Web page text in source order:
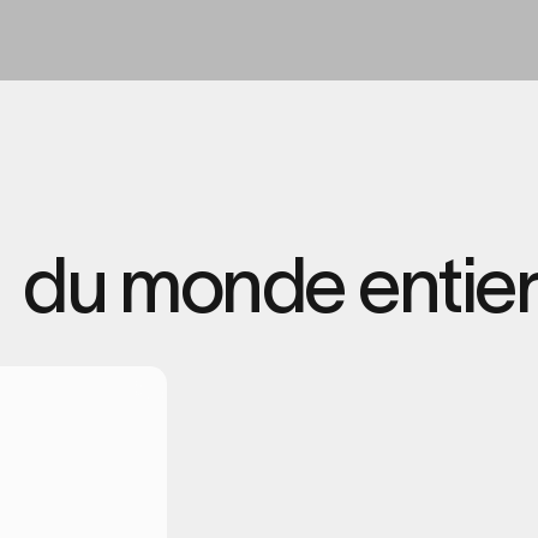
du mondeentier